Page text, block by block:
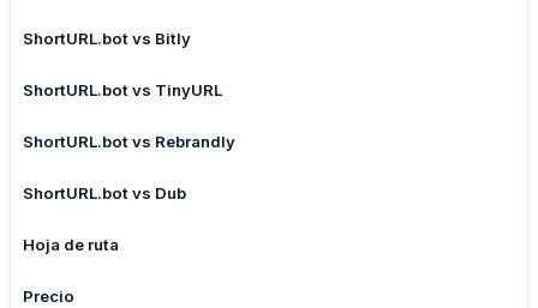
ShortURL.bot vs Bitly
ShortURL.bot vs TinyURL
ShortURL.bot vs Rebrandly
ShortURL.bot vs Dub
Hoja de ruta
Precio